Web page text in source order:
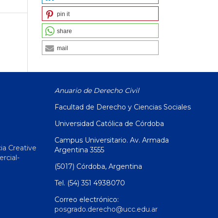
pin it
share
mail
Creative
Anuario de Derecho Civil
Facultad de Derecho y Ciencias Sociales
Universidad Católica de Córdoba
Campus Universitario. Av. Armada
Argentina 3555
(5017) Córdoba, Argentina
Tel. (54) 351 4938070
Correo electrónico:
posgrado.derecho@ucc.edu.ar